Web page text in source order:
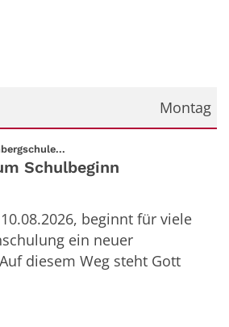
Montag
2026
Schulbeginn
beginnt für viele
ein neuer
diesem Weg steht Gott